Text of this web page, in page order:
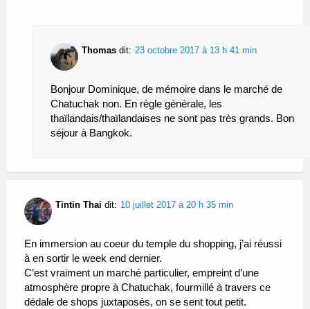
Thomas dit: 23 octobre 2017 à 13 h 41 min
Bonjour Dominique, de mémoire dans le marché de
Chatuchak non. En règle générale, les
thaïlandais/thaïlandaises ne sont pas très grands. Bon
séjour à Bangkok.
Tintin Thai dit: 10 juillet 2017 à 20 h 35 min
En immersion au coeur du temple du shopping, j’ai réussi
à en sortir le week end dernier.
C’est vraiment un marché particulier, empreint d’une
atmosphère propre à Chatuchak, fourmillé à travers ce
dédale de shops juxtaposés, on se sent tout petit.